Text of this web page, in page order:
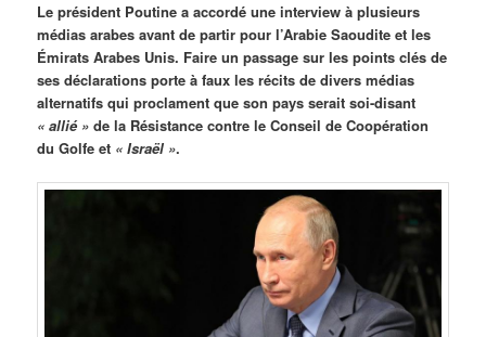
Le président Poutine a accordé une interview à plusieurs
médias arabes avant de partir pour l’Arabie Saoudite et les
Émirats Arabes Unis. Faire un passage sur les points clés de
ses déclarations porte à faux les récits de divers médias
alternatifs qui proclament que son pays serait soi-disant
« allié » de la Résistance contre le Conseil de Coopération
du Golfe et « Israël ».